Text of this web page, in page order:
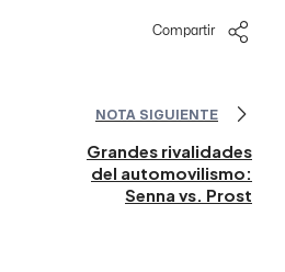
Compartir
NOTA SIGUIENTE
Grandes rivalidades
del automovilismo:
Senna vs. Prost